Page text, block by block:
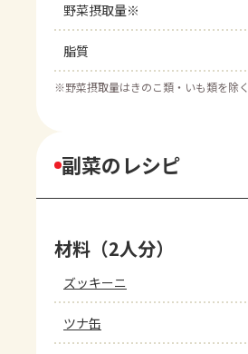
野菜摂取量※
脂質
※野菜摂取量はきのこ類・いも類を除く
副菜のレシピ
材料（2人分）
ズッキーニ
ツナ缶